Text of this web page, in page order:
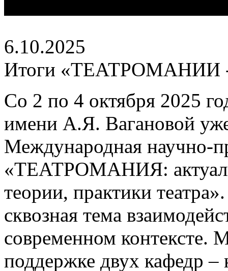
6.10.2025
Итоги «ТЕАТРОМАНИИ
Со 2 по 4 октября 2025
имени А.Я. Вагановой
Международная научно-
«ТЕАТРОМАНИЯ:
теории, практики
сквозная тема
современном контексте.
поддержке двух кафедр